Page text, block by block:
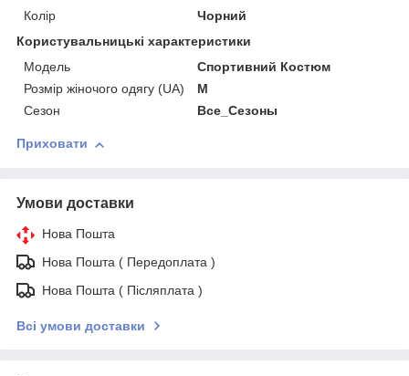
Колір
Чорний
Користувальницькі характеристики
Модель
Спортивний Костюм
Розмір жіночого одягу (UA)
M
Сезон
Все_Сезоны
Приховати
Умови доставки
Нова Пошта
Нова Пошта ( Передоплата )
Нова Пошта ( Післяплата )
Всі умови доставки